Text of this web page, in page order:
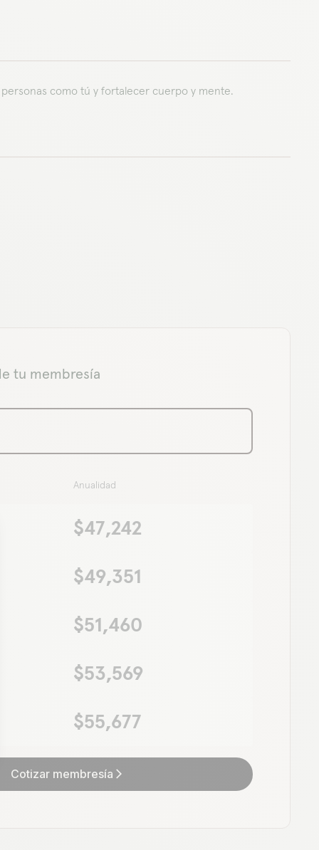
como tú y fortalecer cuerpo y mente.
tu membresía
Anualidad
$47,242
$49,351
$51,460
$53,569
$55,677
Cotizar membresía arrow_forward_ios